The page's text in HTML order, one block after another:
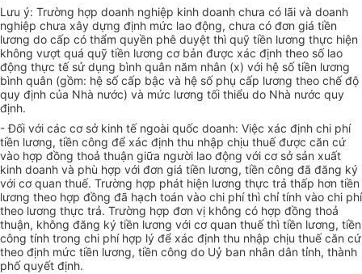
Lưu ý: Trường hợp doanh nghiệp kinh doanh chưa có lãi và doanh
nghiệp chưa xây dựng định mức lao động, chưa có đơn giá tiền
lương do cấp có thẩm quyền phê duyệt thì quỹ tiền lương thực hiện
không vượt quá quỹ tiền lương cơ bản được xác định theo số lao
động thực tế sử dụng bình quân năm nhân (x) với hệ số tiền lương
bình quân (gồm: hệ số cấp bậc và hệ số phụ cấp lương theo chế độ
quy định của Nhà nước) và mức lương tối thiểu do Nhà nước quy
định.
- Đối với các cơ sở kinh tế ngoài quốc doanh: Việc xác định chi phí
tiền lương, tiền công để xác định thu nhập chịu thuế được căn cứ
vào hợp đồng thoả thuận giữa người lao động với cơ sở sản xuất
kinh doanh và phù hợp với đơn giá tiền lương, tiền công đã đăng ký
với cơ quan thuế. Trường hợp phát hiện lương thực trả thấp hơn tiền
lương theo hợp đồng đã hạch toán vào chi phí thì chỉ tính vào chi phí
theo lương thực trả. Trường hợp đơn vị không có hợp đồng thoả
thuận, không đăng ký tiền lương với cơ quan thuế thì tiền lương, tiền
công tính trong chi phí hợp lý để xác định thu nhập chịu thuế căn cứ
theo định mức tiền lương, tiền công do Uỷ ban nhân dân tỉnh, thành
phố quyết định.